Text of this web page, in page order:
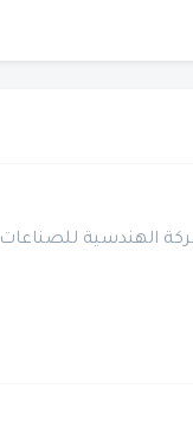
الهندسية للصناعات